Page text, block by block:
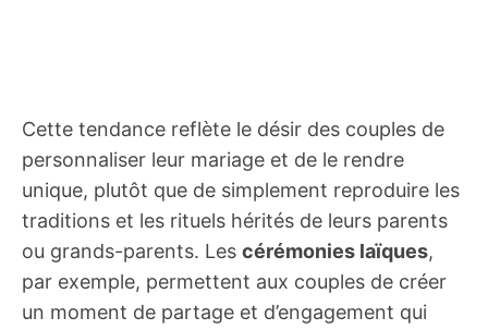
Cette tendance reflète le désir des couples de
personnaliser leur mariage et de le rendre
unique, plutôt que de simplement reproduire les
traditions et les rituels hérités de leurs parents
ou grands-parents. Les cérémonies laïques,
par exemple, permettent aux couples de créer
un moment de partage et d’engagement qui